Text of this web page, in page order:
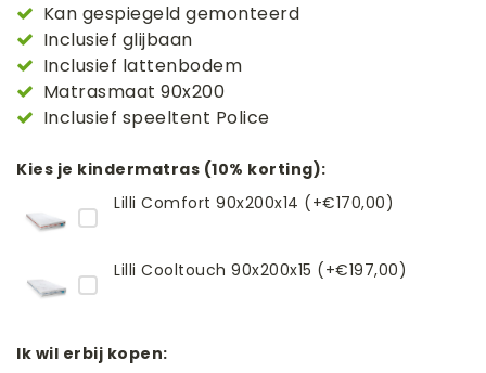
Kan gespiegeld gemonteerd
Inclusief glijbaan
Inclusief lattenbodem
Matrasmaat 90x200
Inclusief speeltent Police
Kies je kindermatras (10% korting):
Lilli Comfort 90x200x14 (+€170,00)
Lilli Cooltouch 90x200x15 (+€197,00)
Ik wil erbij kopen: